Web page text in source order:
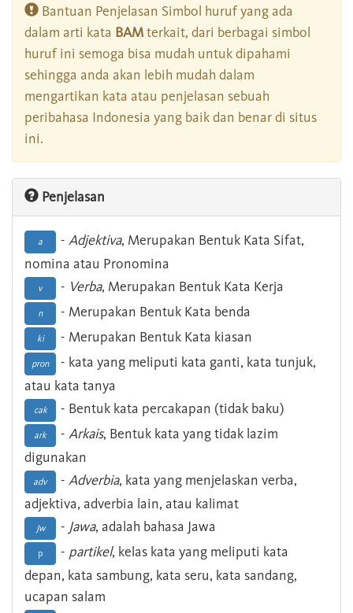
Bantuan Penjelasan Simbol huruf yang ada
dalam arti kata BAMterkait, dari berbagai simbol
huruf ini semoga bisa mudah untuk dipahami
sehingga anda akan lebih mudah dalam
mengartikan kata atau penjelasan sebuah
peribahasa Indonesia yang baik dan benar di situs
ini.
Penjelasan
a - Adjektiva, Merupakan Bentuk Kata Sifat,
nomina atau Pronomina
v - Verba, Merupakan Bentuk Kata Kerja
n - Merupakan Bentuk Kata benda
ki - Merupakan Bentuk Kata kiasan
pron
- kata yang meliputi kata ganti, kata tunjuk,
atau kata tanya
cak - Bentuk kata percakapan (tidak baku)
ark - Arkais, Bentuk kata yang tidak lazim
digunakan
adv - Adverbia, kata yang menjelaskan verba,
adjektiva, adverbia lain, atau kalimat
Jw - Jawa, adalah bahasa Jawa
p - partikel, kelas kata yang meliputi kata
depan, kata sambung, kata seru, kata sandang,
ucapan salam